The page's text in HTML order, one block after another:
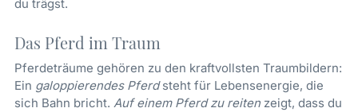
du trägst.
Das Pferd im Traum
Pferdeträume gehören zu den kraftvollsten Traumbildern:
Ein galoppierendes Pferdsteht für Lebensenergie, die
sich Bahn bricht. Auf einem Pferd zu reiten zeigt, dass du